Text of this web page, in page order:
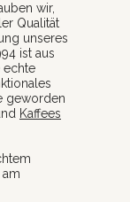
wir,
Qualität
unseres
ist aus
echte
geworden
Kaffees